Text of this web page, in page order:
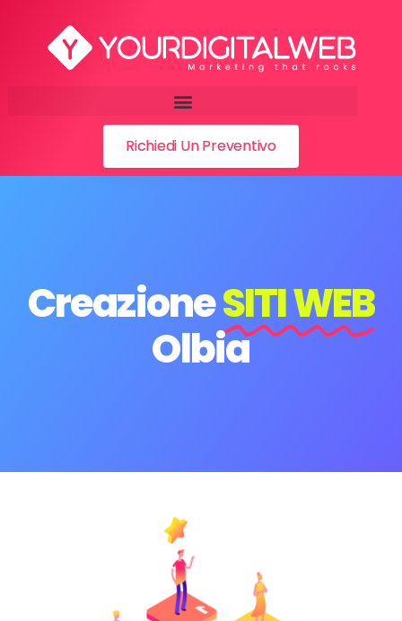
Richiedi Un Preventivo
CreazioneSITI WEB
Olbia